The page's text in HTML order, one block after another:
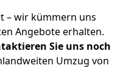
– wir kümmern uns
Angebote erhalten.
Sie uns noch
Umzug von